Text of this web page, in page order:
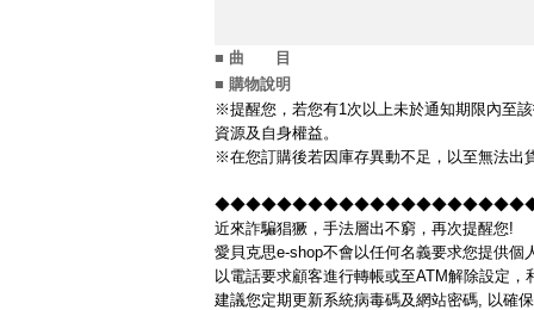
■ 曲 目
■ 購物說明
※提醒您，若您有1次以上未於通知期限內至
資源及自身權益。
※在您訂購後若因庫存異動不足，以至無法出
◆◆◆◆◆◆◆◆◆◆◆◆◆◆◆◆◆◆◆◆◆◆◆◆
近來詐騙猖獗，手法層出不窮，再次提醒您!
愛貝克思e-shop不會以任何名義要求您提供個
以電話要求顧客進行轉帳或至ATM解除設定
建議您定期更新系統病毒碼及網站密碼, 以確